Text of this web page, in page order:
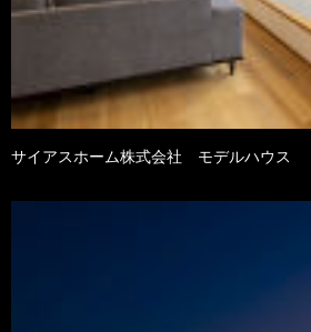
サイアスホーム株式会社 モデルハウス